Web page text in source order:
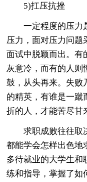
5)扛压抗挫
一定程度的压力
压力，面对压力问题
面试中脱颖而出。有
灰意冷，而有的人则
鼓，从头再来。失败
的精英，有谁是一蹴
折的人，才能苦尽甘
求职成败往往取决
都能学会怎样出色地
多待就业的大学生和
练和指导，掌握了如